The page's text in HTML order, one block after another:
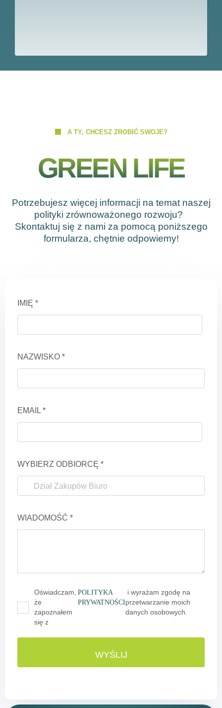
A TY, CHCESZ ZROBIĆ SWOJE?
GREEN LIFE
Potrzebujesz więcej informacji na temat naszej
polityki zrównoważonego rozwoju?
Skontaktuj się z nami za pomocą poniższego
formularza, chętnie odpowiemy!
IMIĘ *
NAZWISKO *
EMAIL *
WYBIERZ ODBIORCĘ *
WIADOMOŚĆ *
Oświadczam,
że
zapoznałem
się z
POLITYKA
PRYWATNOŚCI
i wyrażam zgodę na
przetwarzanie moich
danych osobowych.